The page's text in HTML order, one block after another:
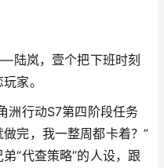
陆岚，壹个把下班时刻
家。
洲行动S7第四阶段任务
完，我一整周都卡着？”
“代查策略”的人设，跟